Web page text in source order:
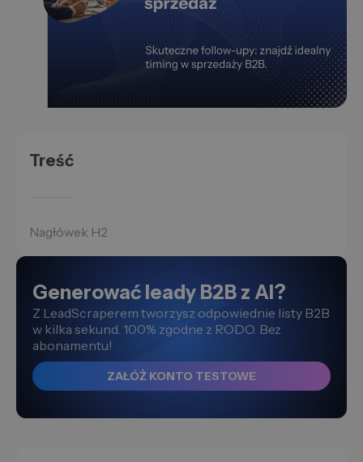
Treść
Nagłówek H2
Generować leady B2B z AI?
Z LeadScraperem tworzysz odpowiednie listy B2B
w kilka sekund. 100% zgodne z RODO. Bez
abonamentu!
ZAŁÓŻ KONTO TESTOWE